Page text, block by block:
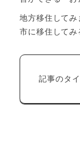
地方移住してみ
市に移住してみ
記事のタ